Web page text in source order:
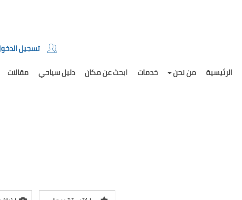
تسجيل
الرئيسية من نحن خدمات ابحث عن مكان دليل سياحي مقالات